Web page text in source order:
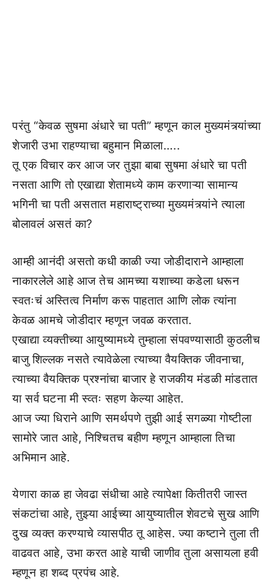
परंतु “केवळ सुषमा अंधारे चा पती” म्हणून काल मुख्यमंत्र्यांच्या
शेजारी उभा राहण्याचा बहुमान मिळाला…..
तू एक विचार कर आज जर तुझा बाबा सुषमा अंधारे चा पती
नसता आणि तो एखाद्या शेतामध्ये काम करणाऱ्या सामान्य
भगिनी चा पती असतात महाराष्ट्राच्या मुख्यमंत्र्यांने त्याला
बोलावलं असतं का?
आम्ही आनंदी असतो कधी काळी ज्या जोडीदाराने आम्हाला
नाकारलेले आहे आज तेच आमच्या यशाच्या कडेला धरून
स्वतःचं अस्तित्व निर्माण करू पाहतात आणि लोक त्यांना
केवळ आमचे जोडीदार म्हणून जवळ करतात.
एखाद्या व्यक्तीच्या आयुष्यामध्ये तुम्हाला संपवण्यासाठी कुठलीच
बाजु शिल्लक नसते त्यावेळेला त्याच्या वैयक्तिक जीवनाचा,
त्याच्या वैयक्तिक प्रश्नांचा बाजार हे राजकीय मंडळी मांडतात
या सर्व घटना मी स्व्तः सहण केल्या आहेत.
आज ज्या धिराने आणि समर्थपणे तुझी आई सगळ्या गोष्टीला
सामोरे जात आहे, निश्चितच बहीण म्हणून आम्हाला तिचा
अभिमान आहे.
येणारा काळ हा जेवढा संधीचा आहे त्यापेक्षा कितीतरी जास्त
संकटांचा आहे, तुझ्या आईच्या आयुष्यातील शेवटचे सुख आणि
दुख व्यक्त करण्याचे व्यासपीठ तू आहेस. ज्या कष्टाने तुला ती
वाढवत आहे, उभा करत आहे याची जाणीव तुला असायला हवी
म्हणून हा शब्द प्रपंच आहे.